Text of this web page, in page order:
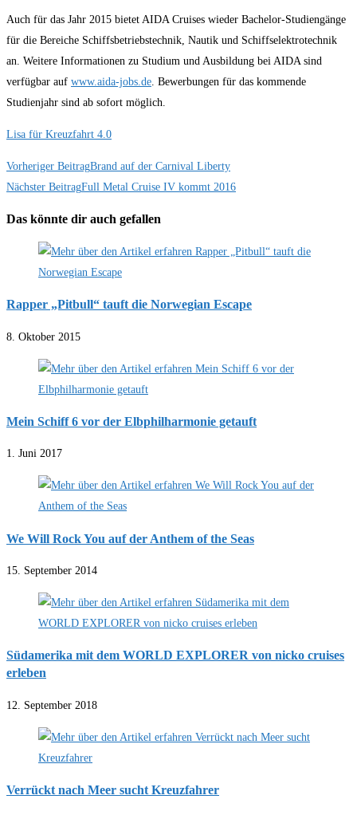
Auch für das Jahr 2015 bietet AIDA Cruises wieder Bachelor-Studiengänge
für die Bereiche Schiffsbetriebstechnik, Nautik und Schiffselektrotechnik
an. Weitere Informationen zu Studium und Ausbildung bei AIDA sind
verfügbar auf www.aida-jobs.de. Bewerbungen für das kommende
Studienjahr sind ab sofort möglich.
Lisa für Kreuzfahrt 4.0
Weitere
Artikel
ansehen
Vorheriger BeitragBrand auf der Carnival Liberty
Nächster BeitragFull Metal Cruise IV kommt 2016
Das könnte dir auch gefallen
Rapper „Pitbull“ tauft die Norwegian Escape
8. Oktober 2015
Mein Schiff 6 vor der Elbphilharmonie getauft
1. Juni 2017
We Will Rock You auf der Anthem of the Seas
15. September 2014
Südamerika mit dem WORLD EXPLORER von nicko cruises
erleben
12. September 2018
Verrückt nach Meer sucht Kreuzfahrer